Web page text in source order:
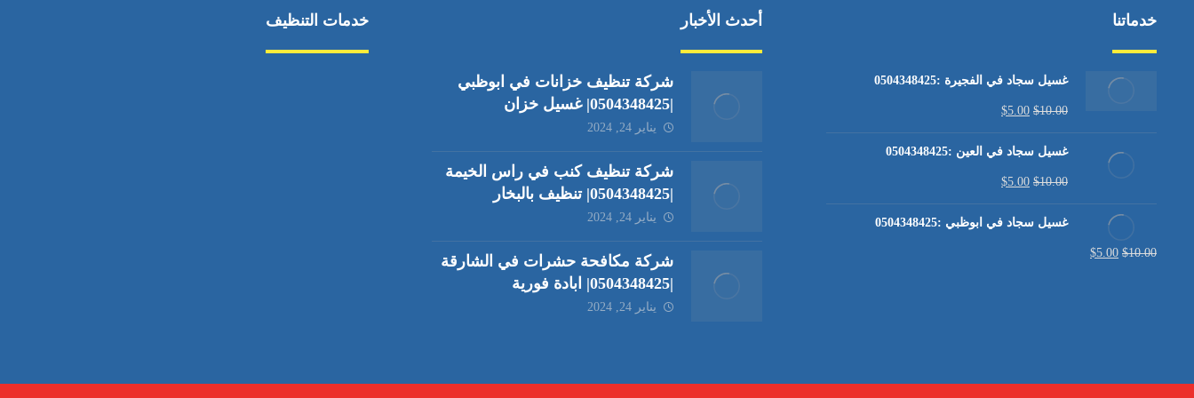
خدماتنا
غسيل سجاد في الفجيرة :0504348425
$10.00
$5.00
غسيل سجاد في العين :0504348425
$10.00
$5.00
غسيل سجاد في ابوظبي :0504348425
$10.00
$5.00
أحدث الأخبار
شركة تنظيف خزانات في ابوظبي
|0504348425| غسيل خزان
يناير 24, 2024
شركة تنظيف كنب في راس الخيمة
|0504348425| تنظيف بالبخار
يناير 24, 2024
شركة مكافحة حشرات في الشارقة
|0504348425| ابادة فورية
يناير 24, 2024
خدمات التنظيف